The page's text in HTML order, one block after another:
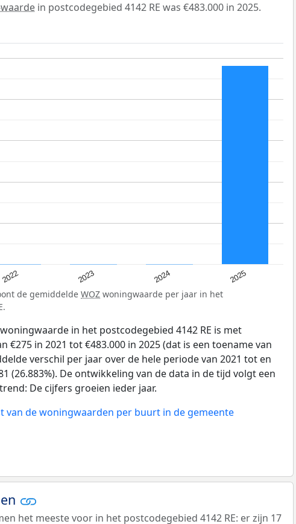
in postcodegebied 4142 RE was €483.000 in 2025.
2022 2023 2024 2025
de gemiddelde WOZ woningwaarde per jaar in het
woningwaarde in het postcodegebied 4142 RE is met
€275 in 2021 tot €483.000 in 2025 (dat is een toename van
verschil per jaar over de hele periode van 2021 tot en
(26.883%). De ontwikkeling van de data in de tijd volgt een
De cijfers groeien ieder jaar.
van de woningwaarden per buurt in de gemeente
het meeste voor in het postcodegebied 4142 RE: er zijn 17